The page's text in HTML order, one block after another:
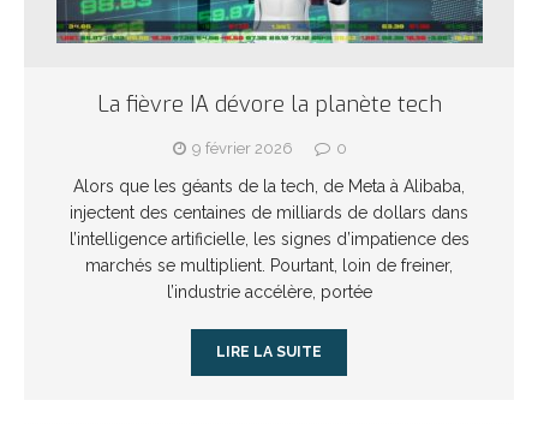
La fièvre IA dévore la planète tech
9 février 2026 0
Alors que les géants de la tech, de Meta à Alibaba,
injectent des centaines de milliards de dollars dans
l’intelligence artificielle, les signes d’impatience des
marchés se multiplient. Pourtant, loin de freiner,
l’industrie accélère, portée
LIRE LA SUITE